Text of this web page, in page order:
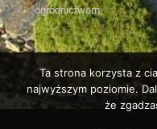
ogrodnictwem.
Ta strona korzysta z
najwyższym poziomie.
że